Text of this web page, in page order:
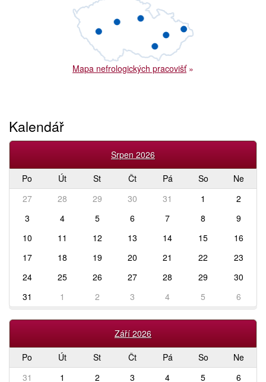
Mapa nefrologických pracovišť»
Kalendář
Srpen 2026
Po
Út St Čt Pá So
Ne
27
28 29 30 31 1
2
3
4 5 6 7 8
9
10
11 12 13 14 15
16
17
18 19 20 21 22
23
24
25 26 27 28 29
30
31
1 2 3 4 5 6
Září 2026
Po
Út St Čt Pá So
Ne
31
1 2 3 4 5
6